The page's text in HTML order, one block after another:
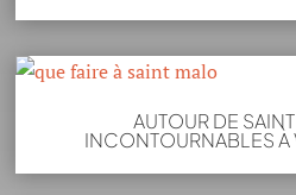
AUTOUR DE
INCONTOURNABLES À